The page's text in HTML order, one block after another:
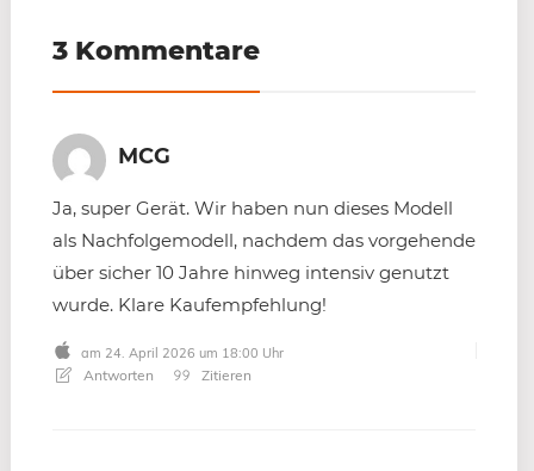
3 Kommentare
MCG
Ja, super Gerät. Wir haben nun dieses Modell
als Nachfolgemodell, nachdem das vorgehende
über sicher 10 Jahre hinweg intensiv genutzt
wurde. Klare Kaufempfehlung!
am 24. April 2026 um 18:00 Uhr
Antworten Zitieren